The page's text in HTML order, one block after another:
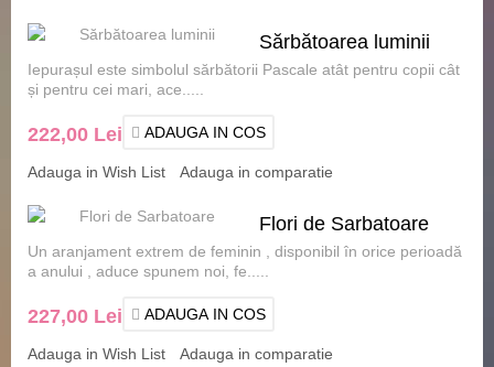
Sărbătoarea luminii
Iepurașul este simbolul sărbătorii Pascale atât pentru copii cât
și pentru cei mari, ace.....
222,00 Lei ADAUGA IN COS
Adauga in Wish List Adauga in comparatie
Flori de Sarbatoare
Un aranjament extrem de feminin , disponibil în orice perioadă
a anului , aduce spunem noi, fe.....
227,00 Lei ADAUGA IN COS
Adauga in Wish List Adauga in comparatie